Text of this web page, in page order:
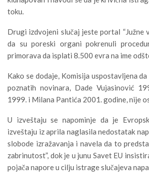
toku.
Drugi izdvojeni slučaj jeste portal “Južne
da su poreski organi pokrenuli
primorava da isplati 8.500 evra na ime
Kako se dodaje, Komisija uspostavljena
poznatih novinara, Dade Vujasinović
1999. i Milana Pantića 2001. godine, nije
U izveštaju se napominje da je
izveštaju iz aprila naglasila nedostatak
slobode izražavanja i navela da to
zabrinutost”, dok je u junu Savet EU
pojača napore u cilju istrage slučajeva